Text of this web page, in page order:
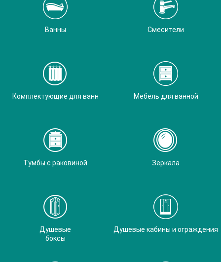
Ванны Смесители
Комплектующие для ванн Мебель для ванной
Тумбы с раковиной Зеркала
Душевые
боксы
Душевые кабины и ограждения